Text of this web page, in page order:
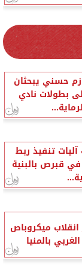
حسني يبحثان
بطولات نادي
تنفيذ ربط
قبرص بالبنية
انقلاب ميكروباص
بالمنيا